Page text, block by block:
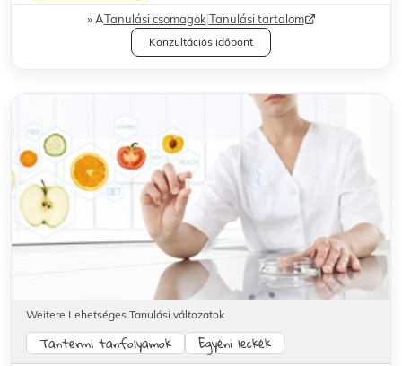
ATanulási csomagok|Tanulási tartalom
Konzultációs időpont
Weitere Lehetséges Tanulási változatok
Tantermi tanfolyamok Egyéni leckék